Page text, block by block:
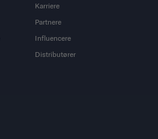
Karriere
Partnere
Influencere
Distributører